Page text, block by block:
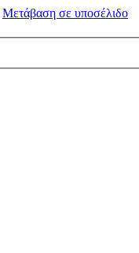
Μετάβαση σε υποσέλιδο